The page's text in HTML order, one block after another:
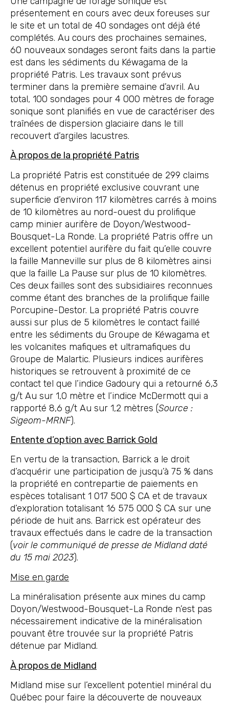
présentement en cours avec deux foreuses sur
le site et un total de 40 sondages ont déjà été
complétés. Au cours des prochaines semaines,
60 nouveaux sondages seront faits dans la partie
est dans les sédiments du Kéwagama de la
propriété Patris. Les travaux sont prévus
terminer dans la première semaine d’avril. Au
total, 100 sondages pour 4 000 mètres de forage
sonique sont planifiés en vue de caractériser des
traînées de dispersion glaciaire dans le till
recouvert d’argiles lacustres.
À propos de la propriété Patris
La propriété Patris est constituée de 299 claims
détenus en propriété exclusive couvrant une
superficie d’environ 117 kilomètres carrés à moins
de 10 kilomètres au nord-ouest du prolifique
camp minier aurifère de Doyon/Westwood-
Bousquet-La Ronde. La propriété Patris offre un
excellent potentiel aurifère du fait qu’elle couvre
la faille Manneville sur plus de 8 kilomètres ainsi
que la faille La Pause sur plus de 10 kilomètres.
Ces deux failles sont des subsidiaires reconnues
comme étant des branches de la prolifique faille
Porcupine-Destor. La propriété Patris couvre
aussi sur plus de 5 kilomètres le contact faillé
entre les sédiments du Groupe de Kéwagama et
les volcanites mafiques et ultramafiques du
Groupe de Malartic. Plusieurs indices aurifères
historiques se retrouvent à proximité de ce
contact tel que l’indice Gadoury qui a retourné 6,3
g/t Au sur 1,0 mètre et l’indice McDermott qui a
rapporté 8,6 g/t Au sur 1,2 mètres (Source :
Sigeom-MRNF).
Entente d’option avec Barrick Gold
En vertu de la transaction, Barrick a le droit
d’acquérir une participation de jusqu’à 75 % dans
la propriété en contrepartie de paiements en
espèces totalisant 1 017 500 $ CA et de travaux
d’exploration totalisant 16 575 000 $ CA sur une
période de huit ans. Barrick est opérateur des
travaux effectués dans le cadre de la transaction
(voir le communiqué de presse de Midland daté
du 15 mai 2023).
Mise en garde
La minéralisation présente aux mines du camp
Doyon/Westwood-Bousquet-La Ronde n’est pas
nécessairement indicative de la minéralisation
pouvant être trouvée sur la propriété Patris
détenue par Midland.
À propos de Midland
Midland mise sur l’excellent potentiel minéral du
Québec pour faire la découverte de nouveaux